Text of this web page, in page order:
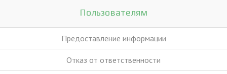
Пользователям
Предоставление информации
Отказ от ответственности